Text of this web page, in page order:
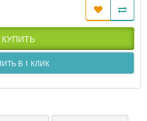
КУПИТЬ
В 1 КЛИК